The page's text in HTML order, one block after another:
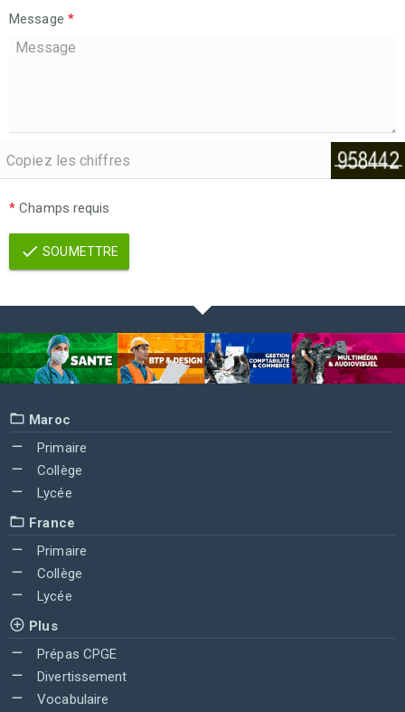
Message *
* Champs requis
SOUMETTRE
Maroc
Primaire
Collège
Lycée
France
Primaire
Collège
Lycée
Plus
Prépas CPGE
Divertissement
Vocabulaire